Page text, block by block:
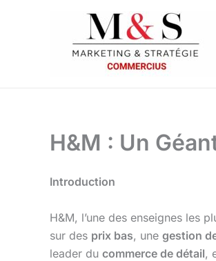
H&M : Un
Introduction
H&M, l’une des enseignes les
sur des prix bas, une gestion
leader du commerce de détail,